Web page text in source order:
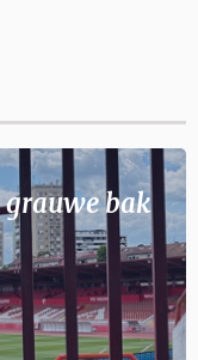
bak